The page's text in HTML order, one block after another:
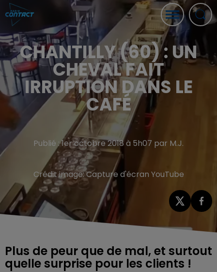
CHANTILLY (60) : UN
CHEVAL FAIT
IRRUPTION DANS LE
CAFÉ
Publié : 1er octobre 2018 à 5h07 par M.J.
Crédit image:Capture d'écran YouTube
Plus de peur que de mal, et surtout
quelle surprise pour les clients !